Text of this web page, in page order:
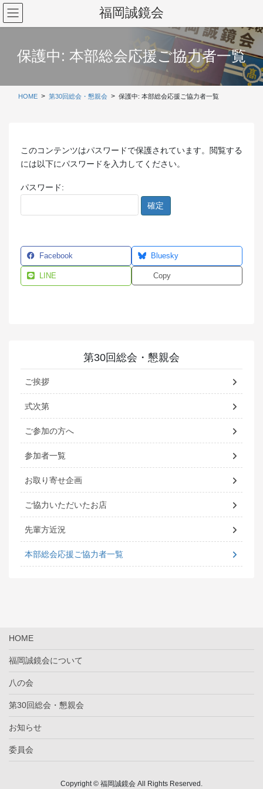
コ
ン
テ
ナ
ビ
ゲ
福岡誠鏡会
保護中: 本部総会応援ご協力者一覧
HOME 第30回総会・懇親会 保護中: 本部総会応援ご協力者一覧
このコンテンツはパスワードで保護されています。閲覧する
には以下にパスワードを入力してください。
パスワード:
Facebook Bluesky
LINE Copy
第30回総会・懇親会
ご挨拶
式次第
ご参加の方へ
参加者一覧
お取り寄せ企画
ご協力いただいたお店
先輩方近況
本部総会応援ご協力者一覧
HOME
福岡誠鏡会について
八の会
第30回総会・懇親会
お知らせ
委員会
Copyright © 福岡誠鏡会 All Rights Reserved.